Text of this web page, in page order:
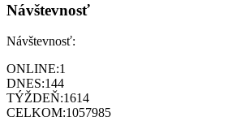
Návštevnosť
Návštevnosť:
ONLINE:1
DNES:144
TÝŽDEŇ:1614
CELKOM:1057985